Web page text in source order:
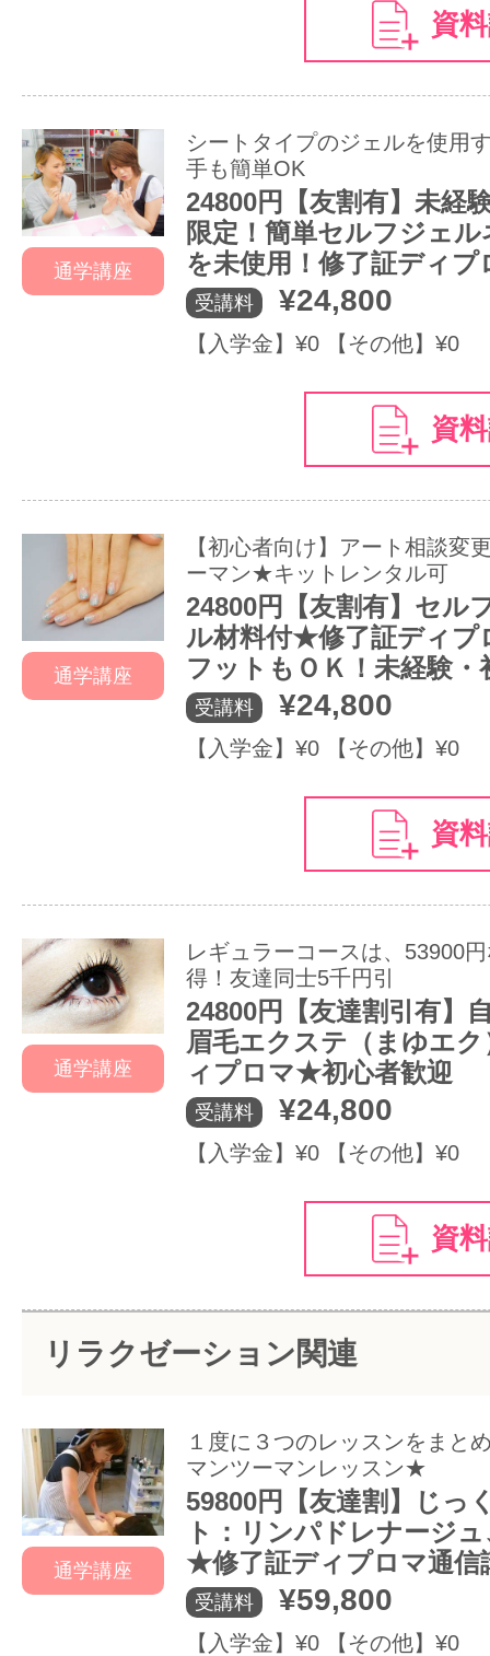
資
通学講座
シートタイプのジェルを使用
手も簡単OK
24800円【友割有】未経
限定！簡単セルフジェ
を未使用！修了証ディプ
受講料 ¥24,800
【入学金】¥0 【その他】¥0
資
通学講座
【初心者向け】アート相談変
ーマン★キットレンタル可
24800円【友割有】セル
ル材料付★修了証ディ
フットもＯＫ！未経験・
受講料 ¥24,800
【入学金】¥0 【その他】¥0
資
通学講座
レギュラーコースは、53900
得！友達同士5千円引
24800円【友達割引有】
眉毛エクステ（まゆエ
ィプロマ★初心者歓迎
受講料 ¥24,800
【入学金】¥0 【その他】¥0
資
リラクゼーション関連
通学講座
１度に３つのレッスンをまと
マンツーマンレッスン★
59800円【友達割】じっ
ト：リンパドレナージ
★修了証ディプロマ通信
受講料 ¥59,800
【入学金】¥0 【その他】¥0